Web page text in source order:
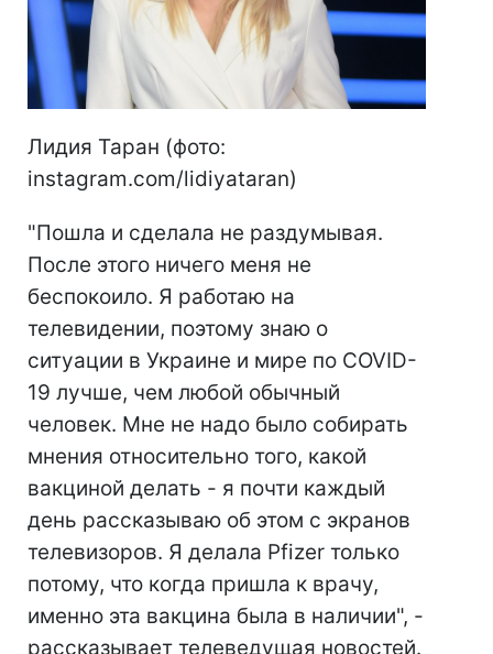
Лидия Таран (фото:
instagram.com/lidiyataran)
"Пошла и сделала не раздумывая.
После этого ничего меня не
беспокоило. Я работаю на
телевидении, поэтому знаю о
ситуации в Украине и мире по COVID-
19 лучше, чем любой обычный
человек. Мне не надо было собирать
мнения относительно того, какой
вакциной делать - я почти каждый
день рассказываю об этом с экранов
телевизоров. Я делала Pfizer только
потому, что когда пришла к врачу,
именно эта вакцина была в наличии", -
рассказывает телеведущая новостей.